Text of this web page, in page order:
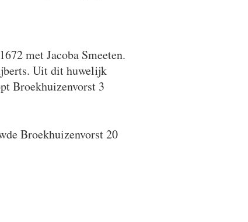
met Jacoba Smeeten.
Uit dit huwelijk
Broekhuizenvorst 3
Broekhuizenvorst 20